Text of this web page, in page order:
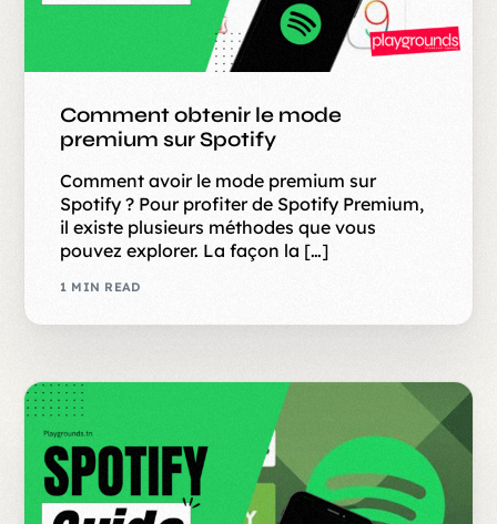
Comment obtenir le mode
premium sur Spotify
Comment avoir le mode premium sur
Spotify ? Pour profiter de Spotify Premium,
il existe plusieurs méthodes que vous
pouvez explorer. La façon la […]
1 MIN READ